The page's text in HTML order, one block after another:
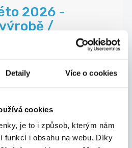
Detaily Více o cookies
cookies
je to i způsob, kterým nám
funkcí i obsahu na webu. Díky
2026 -
/
stroje na výrobu / z...
04.08.2026